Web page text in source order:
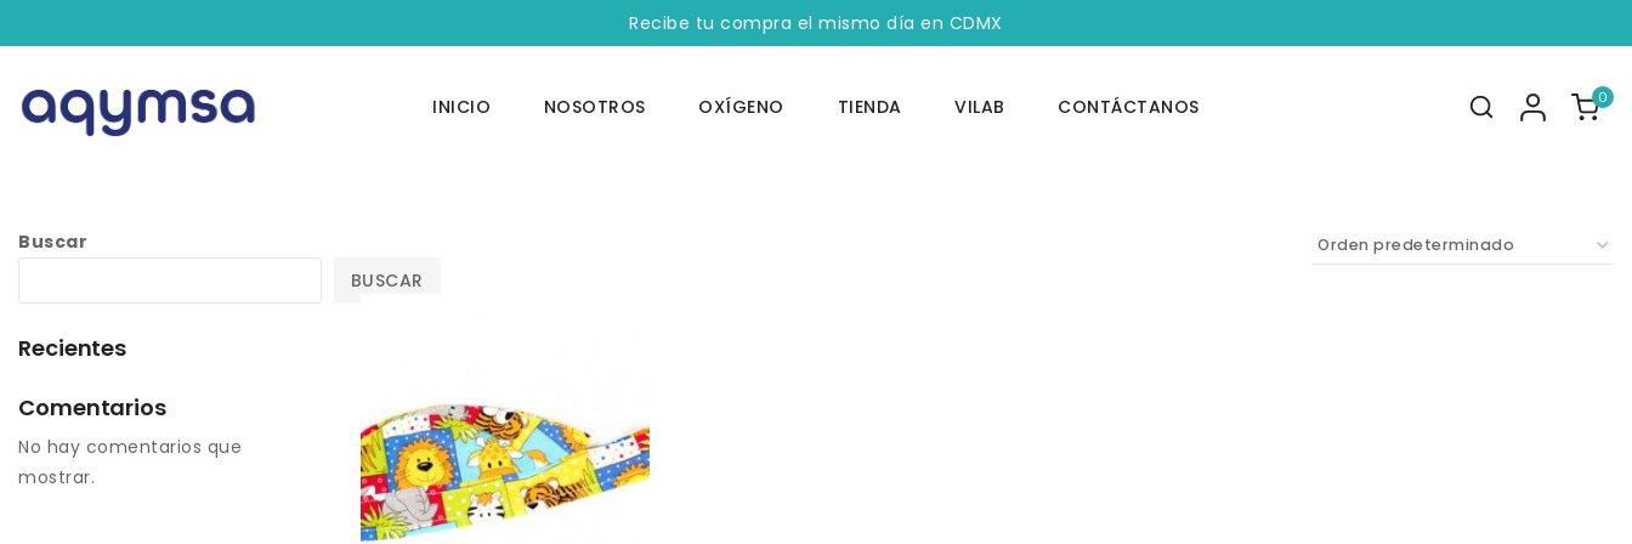
Recibe tu compra el mismo día en CDMX
INICIO NOSOTROS OXÍGENO TIENDA VILAB CONTÁCTANOS 0
Buscar
BUSCAR
Recientes
Comentarios
No hay comentarios que
mostrar.